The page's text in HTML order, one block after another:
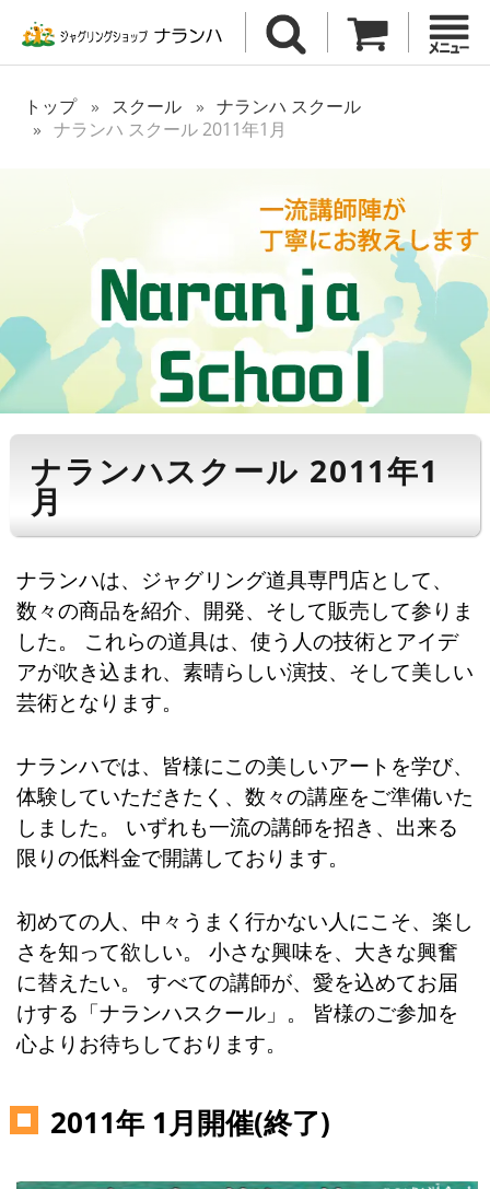
トップ スクール
ナランハ スクール
ナランハ スクール 2011年1月
ナランハスクール 2011年1
月
ナランハは、ジャグリング道具専門店として、
数々の商品を紹介、開発、そして販売して参りま
した。 これらの道具は、使う人の技術とアイデ
アが吹き込まれ、素晴らしい演技、そして美しい
芸術となります。
ナランハでは、皆様にこの美しいアートを学び、
体験していただきたく、数々の講座をご準備いた
しました。 いずれも一流の講師を招き、出来る
限りの低料金で開講しております。
初めての人、中々うまく行かない人にこそ、楽し
さを知って欲しい。 小さな興味を、大きな興奮
に替えたい。 すべての講師が、愛を込めてお届
けする「ナランハスクール」。 皆様のご参加を
心よりお待ちしております。
2011年 1月開催(終了)